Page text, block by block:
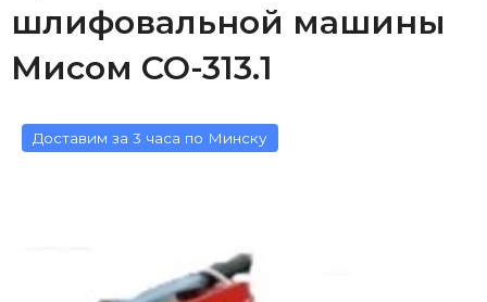
шлифовальной машины
Мисом СО-313.1
Доставим за 3 часа по Минску